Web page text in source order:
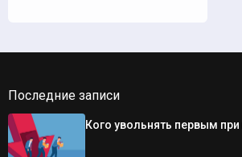
Последние записи
Кого увольнять первым